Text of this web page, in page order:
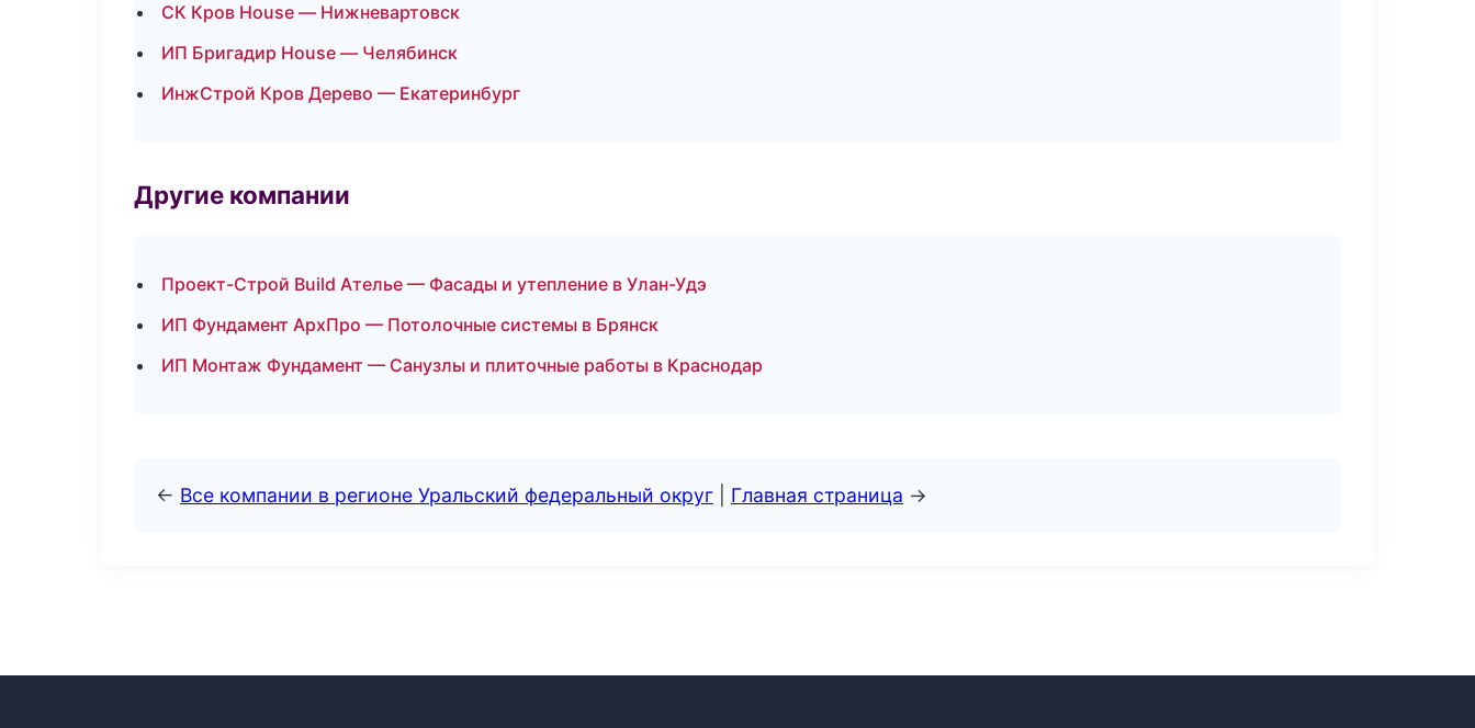
СК Кров House — Нижневартовск
ИП Бригадир House — Челябинск
ИнжСтрой Кров Дерево — Екатеринбург
Другие компании
Проект-Строй Build Ателье — Фасады и утепление в Улан-Удэ
ИП Фундамент АрхПро — Потолочные системы в Брянск
ИП Монтаж Фундамент — Санузлы и плиточные работы в Краснодар
← Все компании в регионе Уральский федеральный округ Главная страница →